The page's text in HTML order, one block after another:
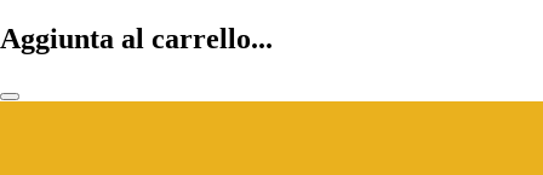
Aggiunta al carrello...